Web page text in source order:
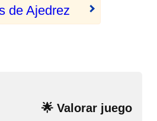
de Ajedrez
🌟 Valorar juego